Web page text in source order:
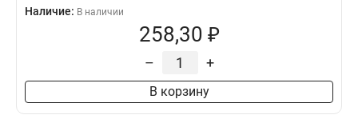
Наличие: В наличии
258,30 ₽
– +
В корзину